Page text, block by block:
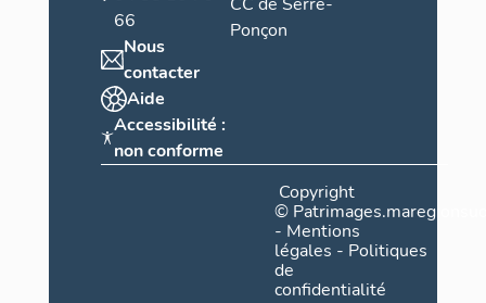
66
Nous
contacter
Aide
Accessibilité :
non conforme
Ponçon
Copyright
©
- Mentions
légales - Politiques
de
confidentialité